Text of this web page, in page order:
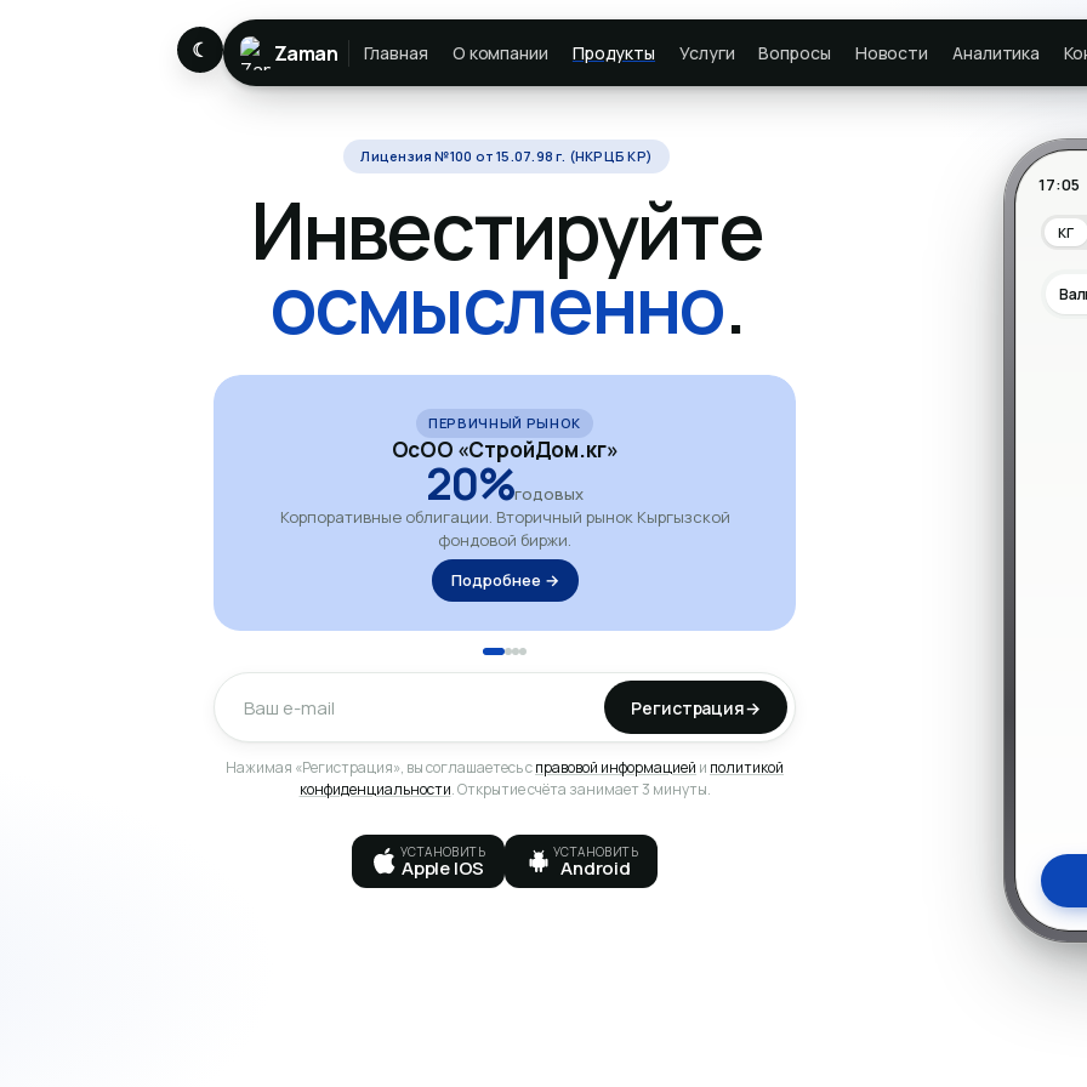
☾ Zaman Главная О компании Продукты Услуги Вопросы Новости Аналитика
Лицензия №100 от 15.07.98 г. (НКРЦБ КР)
Инвестируйте
осмысленно.
ПЕРВИЧНЫЙ РЫНОК
ОсОО «СтройДом.кг»
20%годовых
Корпоративные облигации. Вторичный рынок Кыргызской
фондовой биржи.
Подробнее →
Регистрация→
Нажимая «Регистрация», вы соглашаетесь справовой информацией и политикой
конфиденциальности. Открытие счёта занимает 3 минуты.
УСТАНОВИТЬ
Apple IOS
УСТАНОВИТЬ
Android
17:05
КГ